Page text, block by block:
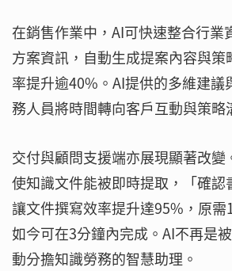
在銷售作業中，AI可快速整合行業
方案資訊，自動生成提案內容與策
率提升逾40%。AI提供的多維建議
務人員將時間轉向客戶互動與策略
交付與顧問支援端亦展現顯著改變
使知識文件能被即時提取，「確認
讓文件撰寫效率提升達95%，原需
如今可在3分鐘內完成。AI不再是
動分擔知識勞務的智慧助理。